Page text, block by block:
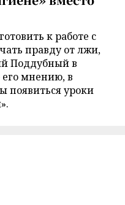
к работе с
правду от лжи,
Поддубный в
его мнению, в
появиться уроки